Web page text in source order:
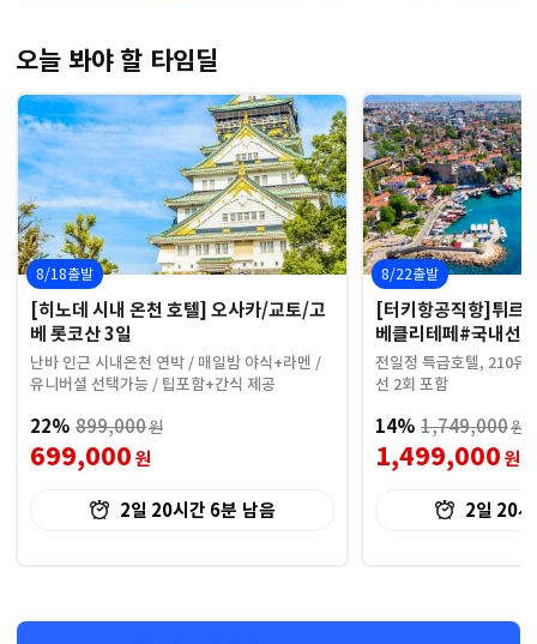
오늘 봐야 할 타임딜
8/18출발
[히노데 시내 온천 호텔] 오사카/교토/고
베 롯코산 3일
난바 인근 시내온천 연박 / 매일밤 야식+라멘 /
유니버셜 선택가능 / 팁포함+간식 제공
22% 899,000원
699,000 원
2일 20시간 6분 남음
8/22출발
[터키항공직항]튀르
베클리테페#국내선
전일정 특급호텔, 210유
선 2회 포함
14% 1,749,000원
1,499,000 원
2일 20